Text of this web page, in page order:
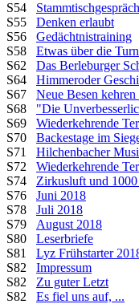
S54
S55 Denken erlaubt
S56 Gedächtnistraining
S58 Etwas über die
S62 Das Berleburger
S64 Himmeroder
S67 Neue Besen
S68 "Die
S69 Wiederkehrende
S70 Backestage im
S71 Hilchenbacher
S72 Wiederkehrende
S74 Zirkusluft und
S76 Juni 2018
S78 Juli 2018
S79 August 2018
S80 Leserbriefe
S81 Lyz Frühstarter
S82 Impressum
S82 Zu guter Letzt
S82 Es fiel uns auf, ...